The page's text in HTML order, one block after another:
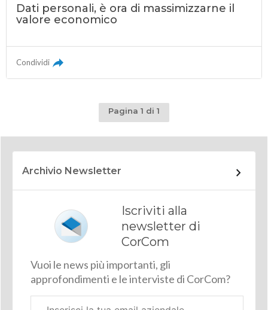
Dati personali, è ora di massimizzarne il
valore economico
Condividi
Pagina 1 di 1
Archivio Newsletter
Iscriviti alla
newsletter di
CorCom
Vuoi le news più importanti, gli
approfondimenti e le interviste di CorCom?